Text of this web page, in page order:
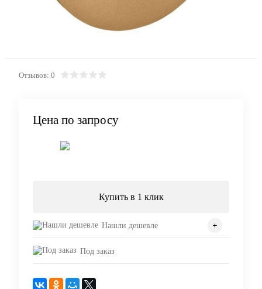
Отзывов: 0
Цена по запросу
Купить в 1 клик
Нашли дешевле
Под заказ